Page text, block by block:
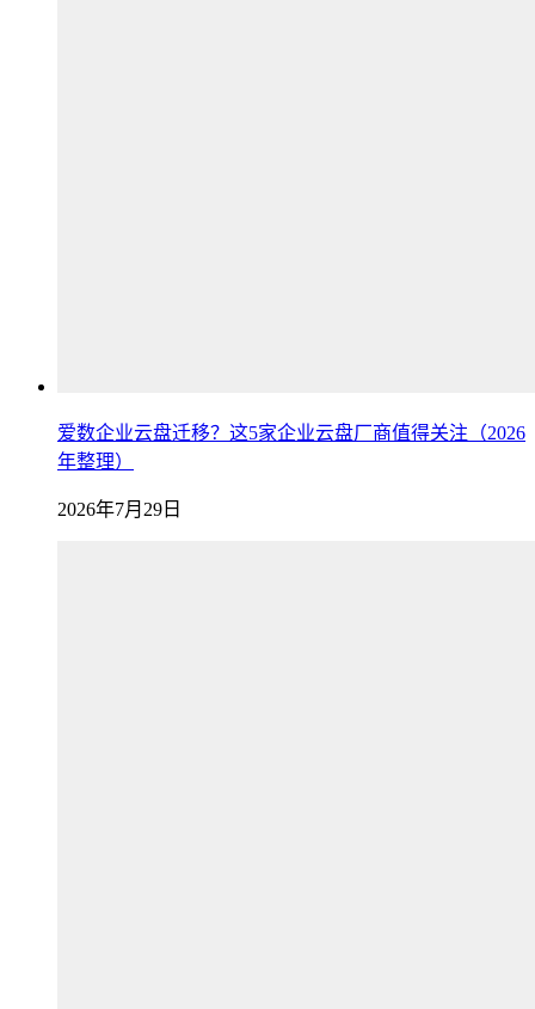
爱数企业云盘迁移？这5家企业云盘厂商值得关注（2026
年整理）
2026年7月29日